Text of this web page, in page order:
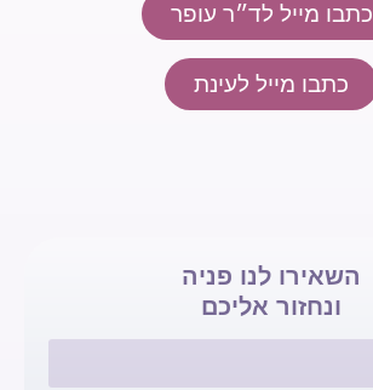
כתבו מייל לד״ר עופר
כתבו מייל לעינת
השאירו לנו פניה
ונחזור אליכם